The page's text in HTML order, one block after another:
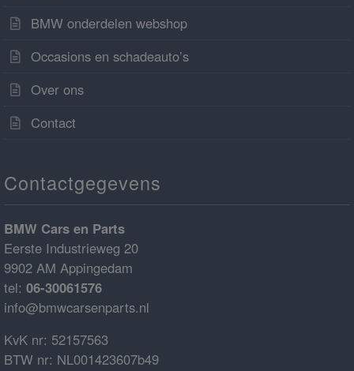
BMW onderdelen webshop
Occasions en schadeauto’s
Over ons
Contact
Contactgegevens
BMW Cars en Parts
Eerste Industrieweg 20
9902 AM Appingedam
tel: 06-30061576
info@bmwcarsenparts.nl
KvK nr: 52157563
BTW nr: NL001423607b49